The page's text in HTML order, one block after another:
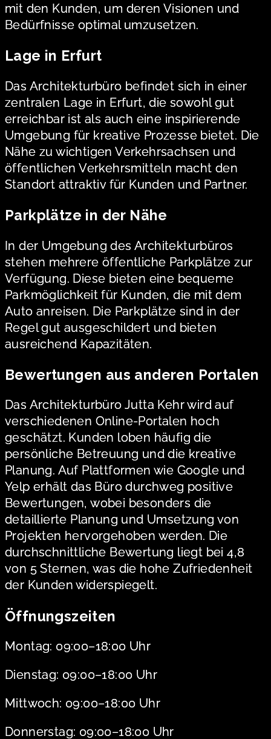
mit den Kunden, um deren Visionen und
Bedürfnisse optimal umzusetzen.
Lage in Erfurt
Das Architekturbüro befindet sich in einer
zentralen Lage in Erfurt, die sowohl gut
erreichbar ist als auch eine inspirierende
Umgebung für kreative Prozesse bietet. Die
Nähe zu wichtigen Verkehrsachsen und
öffentlichen Verkehrsmitteln macht den
Standort attraktiv für Kunden und Partner.
Parkplätze in der Nähe
In der Umgebung des Architekturbüros
stehen mehrere öffentliche Parkplätze zur
Verfügung. Diese bieten eine bequeme
Parkmöglichkeit für Kunden, die mit dem
Auto anreisen. Die Parkplätze sind in der
Regel gut ausgeschildert und bieten
ausreichend Kapazitäten.
Bewertungen aus anderen Portalen
Das Architekturbüro Jutta Kehr wird auf
verschiedenen Online-Portalen hoch
geschätzt. Kunden loben häufig die
persönliche Betreuung und die kreative
Planung. Auf Plattformen wie Google und
Yelp erhält das Büro durchweg positive
Bewertungen, wobei besonders die
detaillierte Planung und Umsetzung von
Projekten hervorgehoben werden. Die
durchschnittliche Bewertung liegt bei 4,8
von 5 Sternen, was die hohe Zufriedenheit
der Kunden widerspiegelt.
Öffnungszeiten
Montag: 09:00–18:00 Uhr
Dienstag: 09:00–18:00 Uhr
Mittwoch: 09:00–18:00 Uhr
Donnerstag: 09:00–18:00 Uhr